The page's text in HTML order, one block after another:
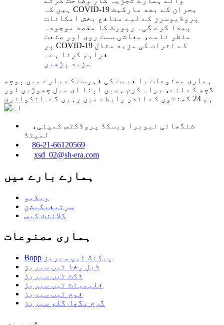
ہیں کہ COVID-19 بحران کے بعد مارکیٹ
پروڈیوسرز کے لیے منافع بخش امکانات
پیدا کرے گی۔ رپورٹ کا مقصد موجودہ
منظر نامے، معاشی سست روی اور صنعت
پر COVID-19 کے اثرات کی مزید مثال
فراہم کرنا ہے۔
مزید پڑھیں
ہماری مصنوعات یا قیمت کی فہرست کے بارے میں پوچھ
گچھ کے لئے، براہ کرم ہمیں اپنا ای میل چھوڑیں اور
ہم 24 گھنٹوں کے اندر رابطے میں رہیں گے۔
انکوائری
شنگھائی نیویرا ویسکڈ پروڈکٹس کمپنی،
لمیٹڈ
86-21-66120569
xsd_02@sh-era.com
ہمارے بارے میں
ویڈیو
سرٹیفیکیشن
کلائنٹ کیس
ہماری مصنوعات
Bopp پیکنگ ٹیپ سیریز
ڈبل رخا ٹیپ سیریز
ڈکٹ ٹیپ سیریز
فلیمینٹ ٹیپ سیریز
فوم ٹیپ سیریز
گرم پگھل گلو سیریز